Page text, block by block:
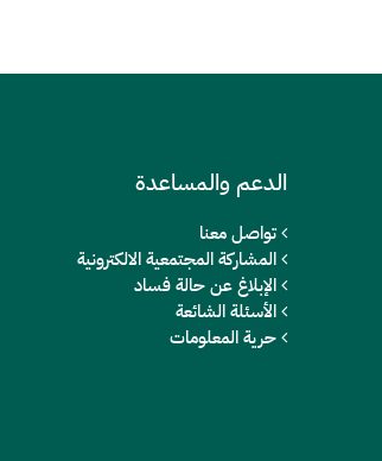
الدعم والمساعدة
تواصل معنا
المشاركة المجتمعية الالكترونية
الإبلاغ عن حالة فساد
الأسئلة الشائعة
حرية المعلومات